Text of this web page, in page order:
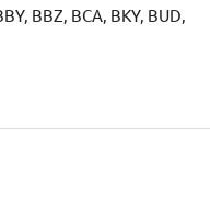
BBZ, BCA, BKY, BUD,